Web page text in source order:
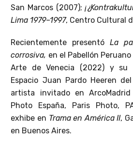
San Marcos (2007);
Lima 1979–1997, Centro Cultural
Recientemente presentó La
corrosiva, en el Pabellón
Arte de Venecia (2022) y su
Espacio Juan Pardo Heeren
artista invitado en
Photo España, Paris Photo,
exhibe en Trama en América II,
en Buenos Aires.